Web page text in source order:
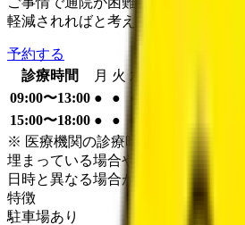
軽減されればと考えています。 お気
予約する
診療時間
月 火 水
09:00〜13:00 ● ●
15:00〜18:00 ● ●
※ 医療機関の診療時間は上記の通り
埋まっている場合や病院の都合など
日時と異なる場合がありますのでご
特徴
駐車場あり